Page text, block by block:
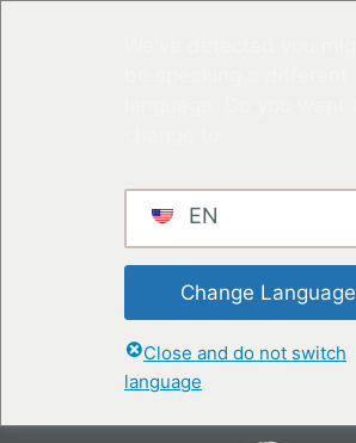
EN
Change Language
Close and do not switch
language